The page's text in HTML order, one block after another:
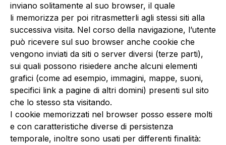
inviano solitamente al suo browser, il quale
li memorizza per poi ritrasmetterli agli stessi siti alla
successiva visita. Nel corso della navigazione, l’utente
può ricevere sul suo browser anche cookie che
vengono inviati da siti o server diversi (terze parti),
sui quali possono risiedere anche alcuni elementi
grafici (come ad esempio, immagini, mappe, suoni,
specifici link a pagine di altri domini) presenti sul sito
che lo stesso sta visitando.
I cookie memorizzati nel browser posso essere molti
e con caratteristiche diverse di persistenza
temporale, inoltre sono usati per differenti finalità: